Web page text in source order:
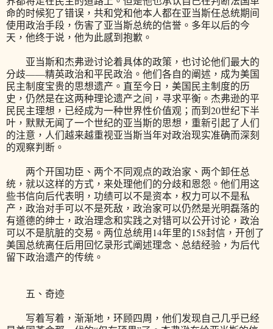
命的时候犯了错误，共和党和他本人都在亚当斯任总统期间
使用政治手段，伤害了亚当斯总统的信誉。多年以后的今
天，他终于说，他为此感到抱歉。
亚当斯和杰弗逊讨论着具体的政策，也讨论他们最大的
分歧——精英政治和平民政治。他们各自的阐述，成为美国
民主制度宝贵的思想遗产。直至今日，美国民主制度的历
史，仍然是在这两种理论遗产之间，寻求平衡。杰弗逊的平
民民主理想，已经成为一种世界性价值观；而到20世纪下半
叶，默默无闻了一个世纪的亚当斯的思想，重新引起了人们
的注意，人们越来越重视亚当斯当年对政治现实准确而深刻
的观察判断。
两个开国功臣、两个不同观点的政治家、两个卸任总
统，就以这样的方式，来处理他们的分歧和恩怨。他们用这
些书信向后代表明，功绩可以不是资本，权力可以不是私
产，政治对手可以不是死敌，政治家可以仍然是光明磊落的
有道德的绅士，政治理念和实践之对错可以公开讨论，政治
可以不是肮脏的交易。两位总统用14年里的158封信，开创了
美国总统离任后用回忆录形式阐述理念、总结经验，为后代
留下政治遗产的传统。
五、奇迹
写着写着，渐渐地，环顾四周，他们发现自己几乎已经